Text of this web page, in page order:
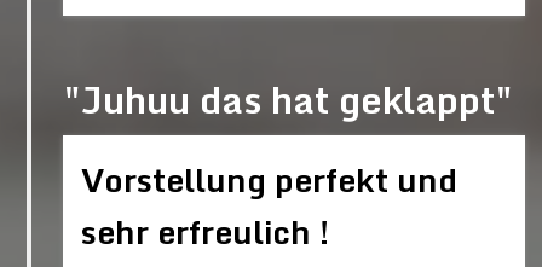
Vorstellung perfekt und
sehr erfreulich !
"Juhuu das hat geklappt"